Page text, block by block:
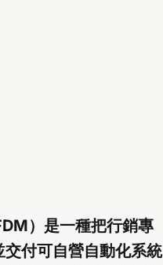
）是一種把行銷專
付可自營自動化系統